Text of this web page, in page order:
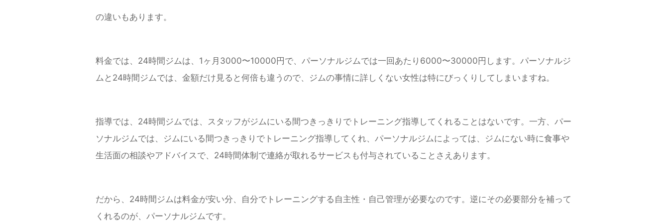
の違いもあります。
料金では、24時間ジムは、1ヶ月3000〜10000円で、パーソナルジムでは一回あたり6000〜30000円します。パーソナルジ
ムと24時間ジムでは、金額だけ見ると何倍も違うので、ジムの事情に詳しくない女性は特にびっくりしてしまいますね。
指導では、24時間ジムでは、スタッフがジムにいる間つきっきりでトレーニング指導してくれることはないです。一方、パー
ソナルジムでは、ジムにいる間つきっきりでトレーニング指導してくれ、パーソナルジムによっては、ジムにない時に食事や
生活面の相談やアドバイスで、24時間体制で連絡が取れるサービスも付与されていることさえあります。
だから、24時間ジムは料金が安い分、自分でトレーニングする自主性・自己管理が必要なのです。逆にその必要部分を補って
くれるのが、パーソナルジムです。